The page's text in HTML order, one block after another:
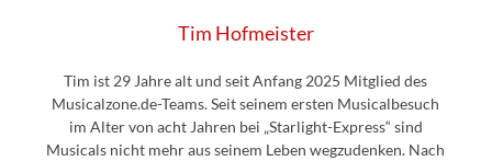
Tim Hofmeister
Tim ist 29 Jahre alt und seit Anfang 2025 Mitglied des
Musicalzone.de-Teams. Seit seinem ersten Musicalbesuch
im Alter von acht Jahren bei „Starlight-Express“ sind
Musicals nicht mehr aus seinem Leben wegzudenken. Nach